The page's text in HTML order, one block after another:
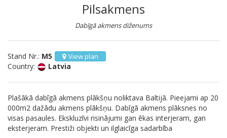
Pilsakmens
Dabīgā akmens diženums
Stand Nr.: M5 View plan
Country: Latvia
Plašākā dabīgā akmens plākšņu noliktava Baltijā. Pieejami ap 20
000m2 dažādu akmens plākšņu. Dabīgā akmens plāksnes no
visas pasaules. Ekskluzīvi risinājumi gan ēkas interjeram, gan
eksterjeram. Prestiži objekti un ilglaicīga sadarbība